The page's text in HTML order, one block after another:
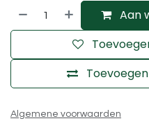
Aan
Algemene voorwaarden